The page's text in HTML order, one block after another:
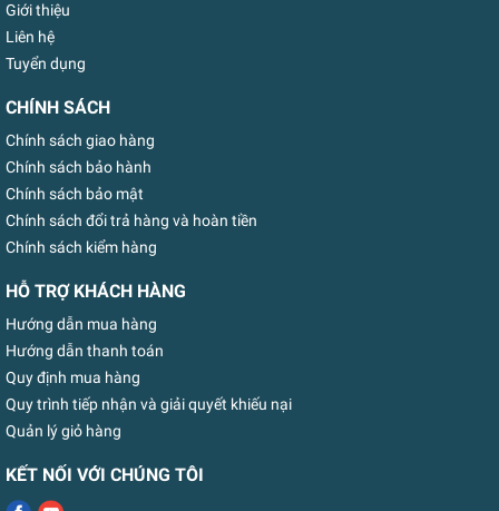
Giới thiệu
Liên hệ
Tuyển dụng
CHÍNH SÁCH
Chính sách giao hàng
Chính sách bảo hành
Chính sách bảo mật
Chính sách đổi trả hàng và hoàn tiền
Chính sách kiểm hàng
HỖ TRỢ KHÁCH HÀNG
Hướng dẫn mua hàng
Hướng dẫn thanh toán
Quy định mua hàng
Quy trình tiếp nhận và giải quyết khiếu nại
Quản lý giỏ hàng
KẾT NỐI VỚI CHÚNG TÔI